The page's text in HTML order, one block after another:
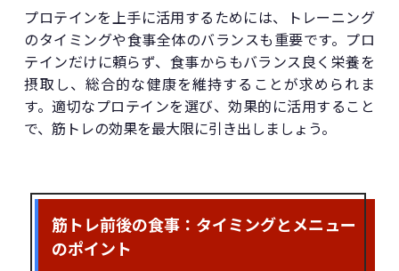
プロテインを上手に活用するためには、トレーニング
のタイミングや食事全体のバランスも重要です。プロ
テインだけに頼らず、食事からもバランス良く栄養を
摂取し、総合的な健康を維持することが求められま
す。適切なプロテインを選び、効果的に活用すること
で、筋トレの効果を最大限に引き出しましょう。
筋トレ前後の食事：タイミングとメニュー
のポイント